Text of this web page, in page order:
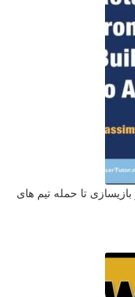
تا حمله تیم های